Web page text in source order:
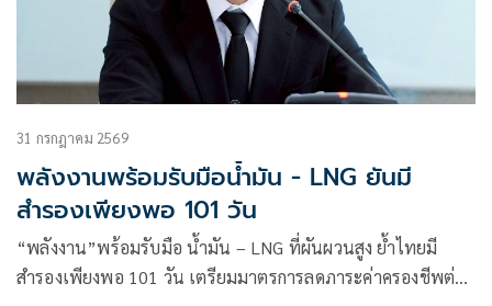
31 กรกฎาคม 2569
พลังงานพร้อมรับมือน้ำมัน - LNG ยันมี
สำรองเพียงพอ 101 วัน
“พลังงาน”พร้อมรับมือ น้ำมัน – LNG ที่ผันผวนสูง ย้ำไทยมี
สำรองเพียงพอ 101 วัน เตรียมมาตรการลดภาระค่าครองชีพต่อ